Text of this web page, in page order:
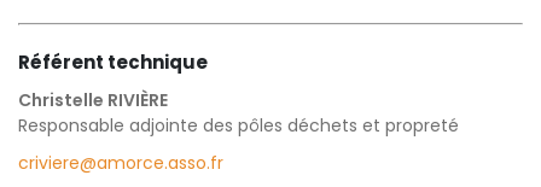
Référent technique
Christelle RIVIÈRE
Responsable adjointe des pôles déchets et propreté
criviere@amorce.asso.fr